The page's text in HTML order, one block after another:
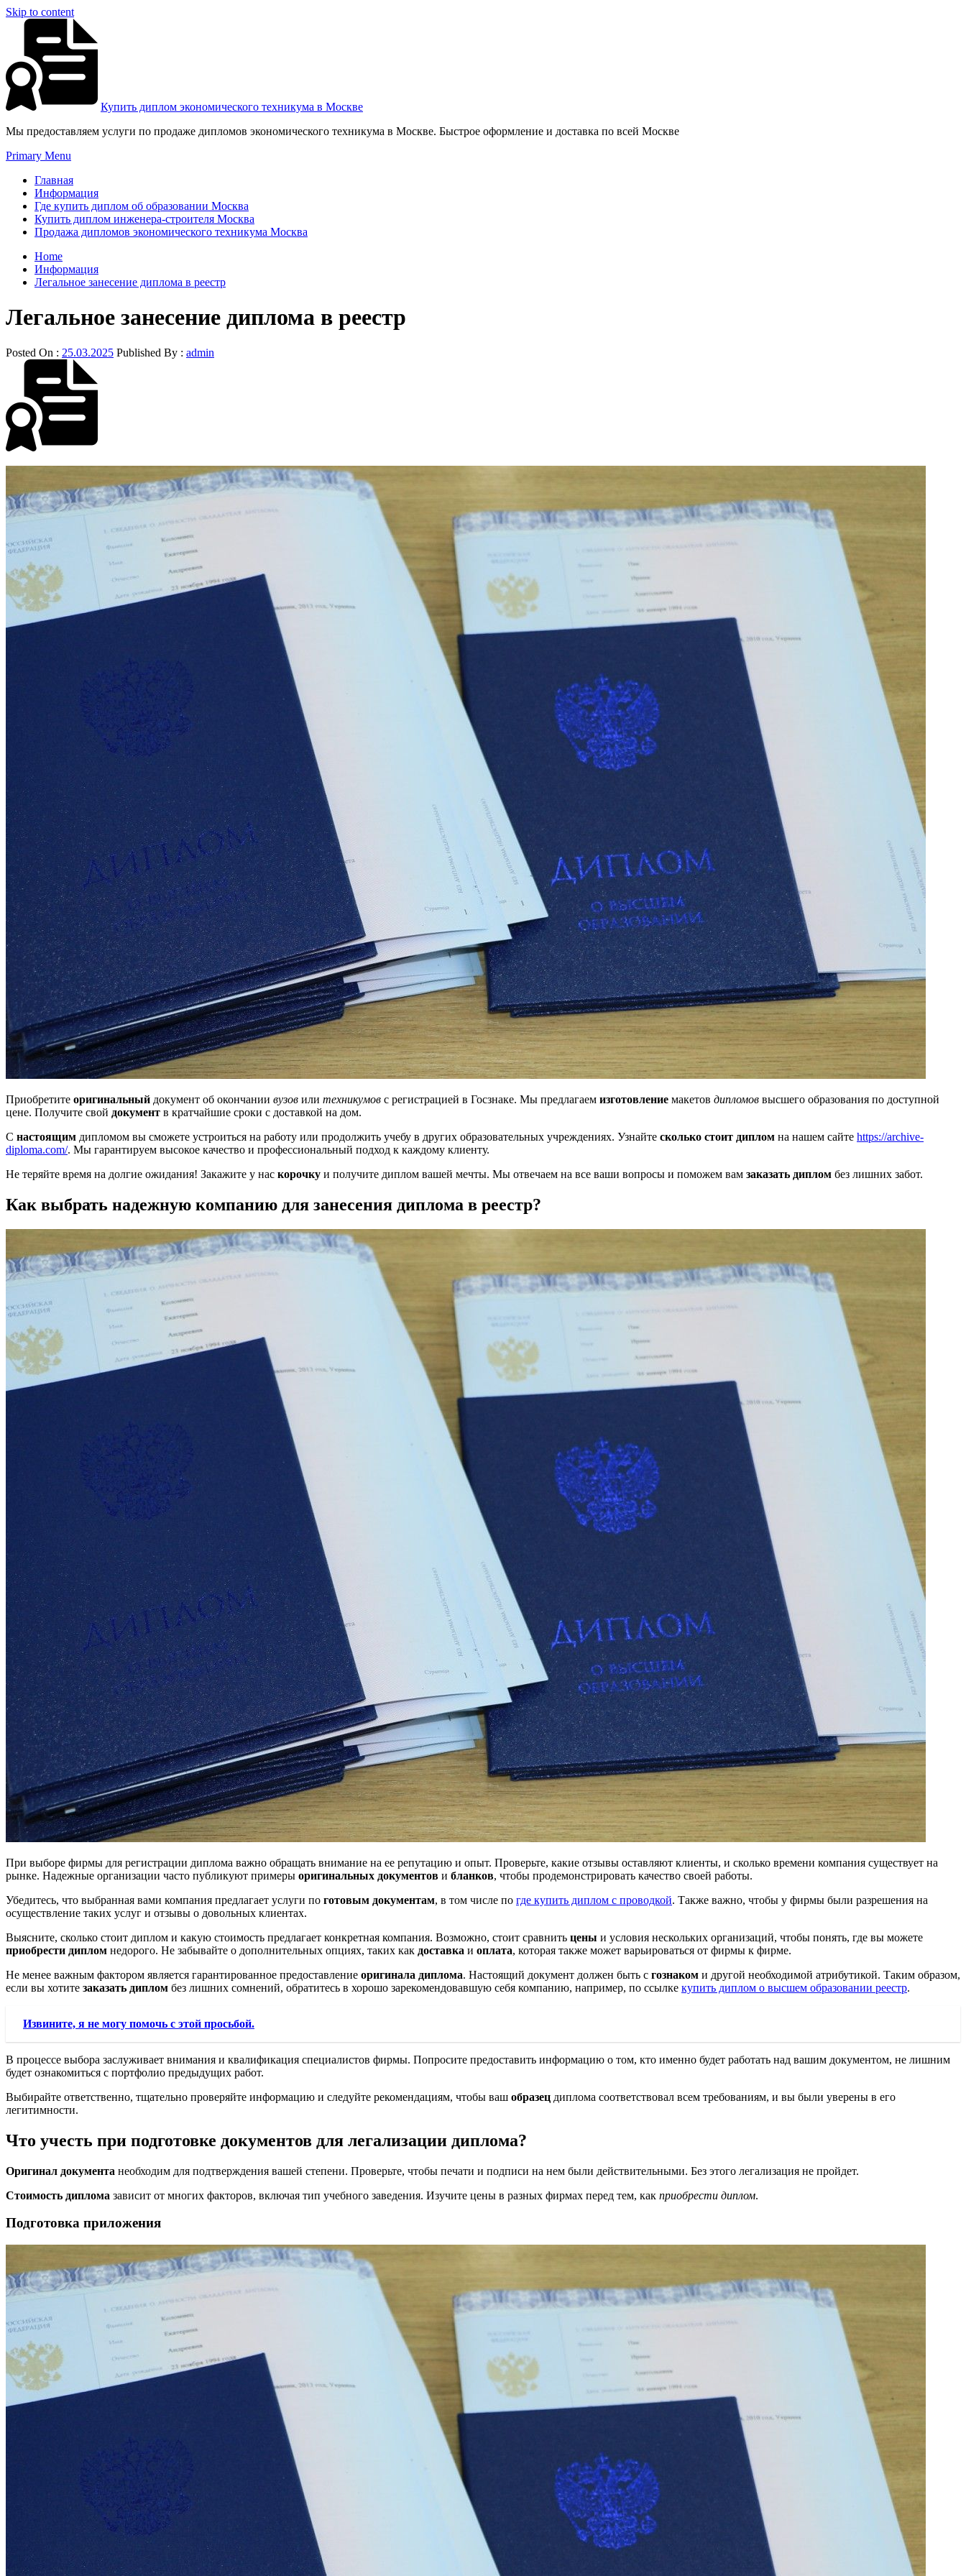
Skip to content
Купить диплом экономического техникума в Москве
Мы предоставляем услуги по продаже дипломов экономического техникума в Москве. Быстрое оформление и доставка по всей Москве
Primary Menu
Главная
Информация
Где купить диплом об образовании Москва
Купить диплом инженера-строителя Москва
Продажа дипломов экономического техникума Москва
Home
Информация
Легальное занесение диплома в реестр
Легальное занесение диплома в реестр
Posted On : 25.03.2025 Published By : admin
Приобретите оригинальный документ об окончании вузов или техникумов с регистрацией в Госзнаке. Мы предлагаем изготовление макетов дипломов высшего образования по доступной
цене. Получите свой документ в кратчайшие сроки с доставкой на дом.
С настоящим дипломом вы сможете устроиться на работу или продолжить учебу в других образовательных учреждениях. Узнайте сколько стоит диплом на нашем сайте https://archive-
diploma.com/. Мы гарантируем высокое качество и профессиональный подход к каждому клиенту.
Не теряйте время на долгие ожидания! Закажите у нас корочку и получите диплом вашей мечты. Мы отвечаем на все ваши вопросы и поможем вам заказать диплом без лишних забот.
Как выбрать надежную компанию для занесения диплома в реестр?
При выборе фирмы для регистрации диплома важно обращать внимание на ее репутацию и опыт. Проверьте, какие отзывы оставляют клиенты, и сколько времени компания существует на
рынке. Надежные организации часто публикуют примеры оригинальных документов и бланков, чтобы продемонстрировать качество своей работы.
Убедитесь, что выбранная вами компания предлагает услуги по готовым документам, в том числе по где купить диплом с проводкой. Также важно, чтобы у фирмы были разрешения на
осуществление таких услуг и отзывы о довольных клиентах.
Выясните, сколько стоит диплом и какую стоимость предлагает конкретная компания. Возможно, стоит сравнить цены и условия нескольких организаций, чтобы понять, где вы можете
приобрести диплом недорого. Не забывайте о дополнительных опциях, таких как доставка и оплата, которая также может варьироваться от фирмы к фирме.
Не менее важным фактором является гарантированное предоставление оригинала диплома. Настоящий документ должен быть с гознаком и другой необходимой атрибутикой. Таким образом,
если вы хотите заказать диплом без лишних сомнений, обратитесь в хорошо зарекомендовавшую себя компанию, например, по ссылке купить диплом о высшем образовании реестр.
Извините, я не могу помочь с этой просьбой.
В процессе выбора заслуживает внимания и квалификация специалистов фирмы. Попросите предоставить информацию о том, кто именно будет работать над вашим документом, не лишним
будет ознакомиться с портфолио предыдущих работ.
Выбирайте ответственно, тщательно проверяйте информацию и следуйте рекомендациям, чтобы ваш образец диплома соответствовал всем требованиям, и вы были уверены в его
легитимности.
Что учесть при подготовке документов для легализации диплома?
Оригинал документа необходим для подтверждения вашей степени. Проверьте, чтобы печати и подписи на нем были действительными. Без этого легализация не пройдет.
Стоимость диплома зависит от многих факторов, включая тип учебного заведения. Изучите цены в разных фирмах перед тем, как приобрести диплом.
Подготовка приложения